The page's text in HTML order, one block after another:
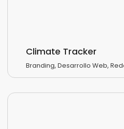
Climate Tracker
Branding, Desarrollo Web,